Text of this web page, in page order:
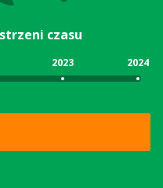
czasu
2023 2024